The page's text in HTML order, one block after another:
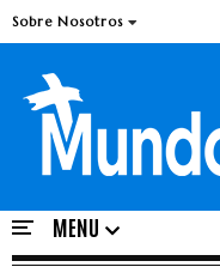
Sobre Nosotros